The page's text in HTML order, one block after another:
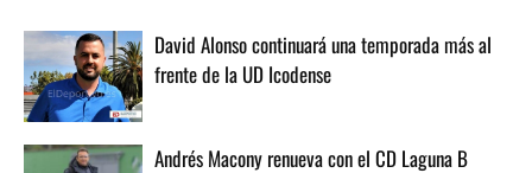
David Alonso continuará una temporada más al
frente de la UD Icodense
Andrés Macony renueva con el CD Laguna B